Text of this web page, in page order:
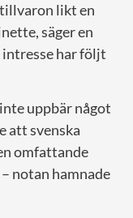
likt en
säger en
har följt
uppbär något
att svenska
omfattande
notan hamnade